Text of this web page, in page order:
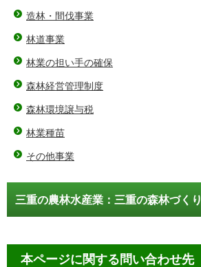
造林・間伐事業
林道事業
林業の担い手の確保
森林経営管理制度
森林環境譲与税
林業種苗
その他事業
三重の農林水産業：三重の森林づくり
本ページに関する問い合わせ先